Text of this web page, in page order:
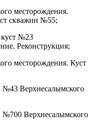
месторождения.
скважин №55;
куст №23
Реконструкция;
месторождения. Куст
№43 Верхнесалымского
№700 Верхнесалымского